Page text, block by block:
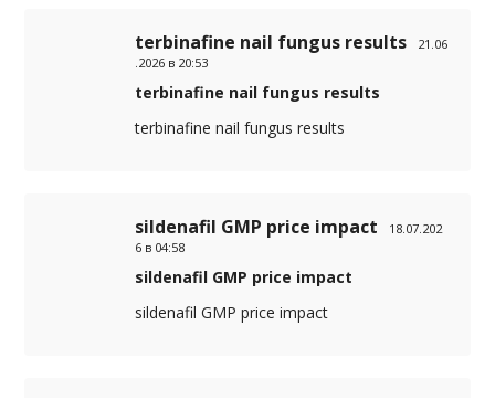
terbinafine nail fungus results
21.06
.2026 в 20:53
terbinafine nail fungus results
terbinafine nail fungus results
sildenafil GMP price impact
18.07.202
6 в 04:58
sildenafil GMP price impact
sildenafil GMP price impact